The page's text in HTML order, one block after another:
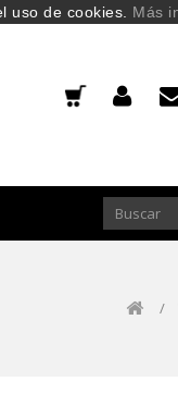
/
uso de cookies. Más